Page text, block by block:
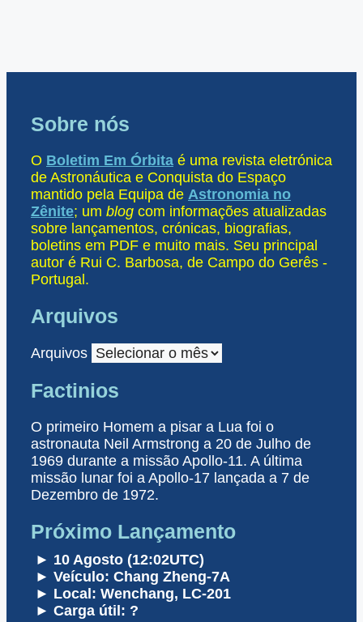
Sobre nós
O Boletim Em Órbita é uma revista eletrónica
de Astronáutica e Conquista do Espaço
mantido pela Equipa de Astronomia no
Zênite; um blog com informações atualizadas
sobre lançamentos, crónicas, biografias,
boletins em PDF e muito mais. Seu principal
autor é Rui C. Barbosa, de Campo do Gerês -
Portugal.
Arquivos
Arquivos
Factinios
O primeiro Homem a pisar a Lua foi o
astronauta Neil Armstrong a 20 de Julho de
1969 durante a missão Apollo-11. A última
missão lunar foi a Apollo-17 lançada a 7 de
Dezembro de 1972.
Próximo Lançamento
► 10 Agosto (12:02UTC)
► Veículo: Chang Zheng-7A
► Local: Wenchang, LC-201
► Carga útil: ?